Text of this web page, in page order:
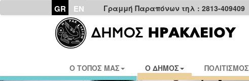
GR EN Γραμμή Παραπόνων τηλ : 2813-409409
Ο ΤΟΠΟΣ ΜΑΣ Ο ΔΗΜΟΣ ΠΟΛΙΤΙΣΜΟΣ